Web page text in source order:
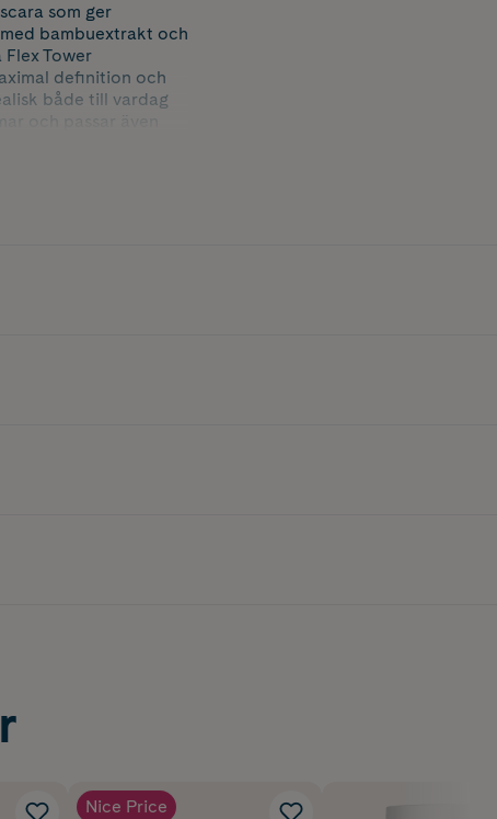
som ger
bambuextrakt och
Tower
definition och
både till vardag
och passar även
Nice Price